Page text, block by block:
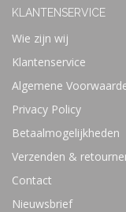
KLANTENSERVICE
Wie zijn wij
Klantenservice
Algemene
Privacy Policy
Betaalmogelijkheden
Verzenden &
Contact
Nieuwsbrief